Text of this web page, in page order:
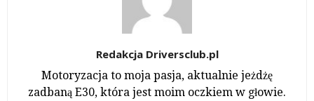
Redakcja Driversclub.pl
Motoryzacja to moja pasja, aktualnie jeżdżę
zadbaną E30, która jest moim oczkiem w głowie.